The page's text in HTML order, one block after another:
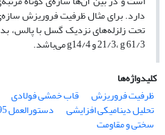
21/3، g 61/3 و‌ g14/4 می‌باشد.
کلیدواژه‌ها
ظرفیت فروریزش
قاب خمشی فولادی
تحلیل دینامیکی افزایشی دستورالعمل FEMA P695
سختی و مقاومت